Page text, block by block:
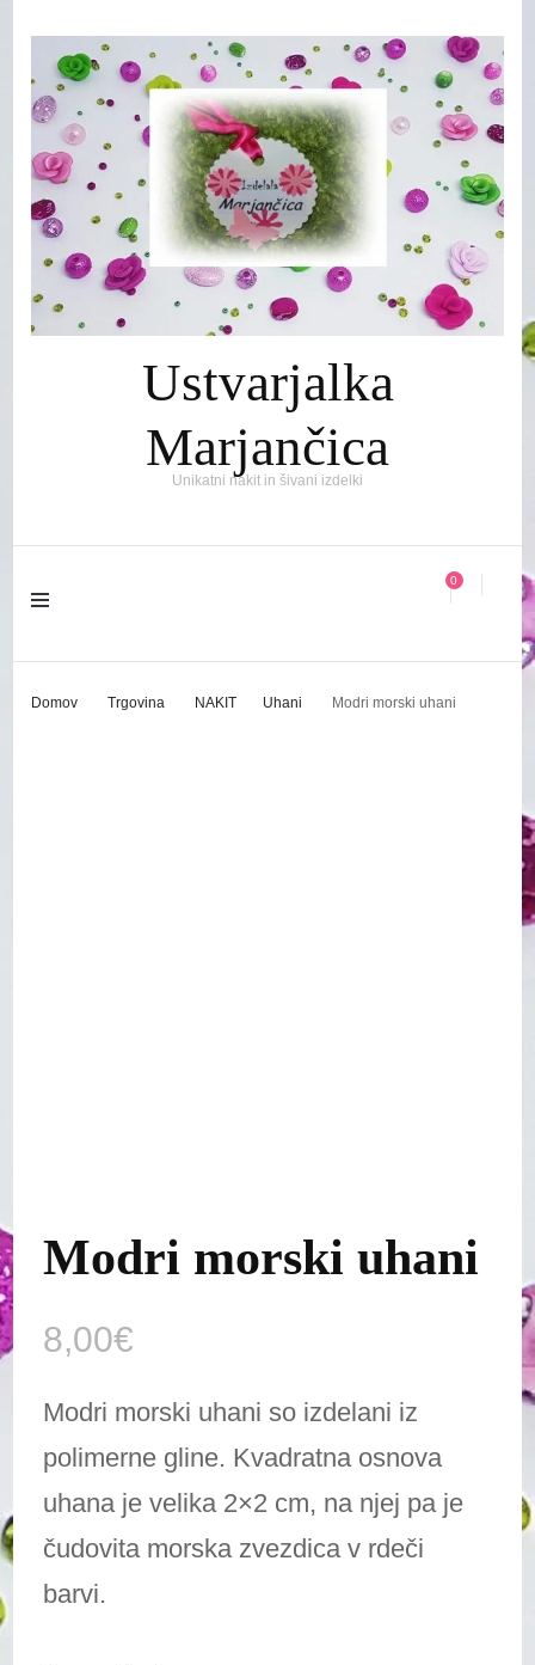
Ustvarjalka
Marjančica
Unikatni nakit in šivani izdelki
0
Domov Trgovina NAKIT Uhani Modri morski uhani
Modri morski uhani
8,00€
Modri morski uhani so izdelani iz
polimerne gline. Kvadratna osnova
uhana je velika 2×2 cm, na njej pa je
čudovita morska zvezdica v rdeči
barvi.